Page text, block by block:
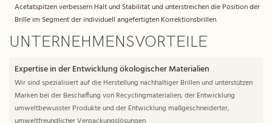
Acetatspitzen verbessern Halt und Stabilität und unterstreichen die Position der
Brille im Segment der individuell angefertigten Korrektionsbrillen.
UNTERNEHMENSVORTEILE
Expertise in der Entwicklung ökologischer Materialien
Wir sind spezialisiert auf die Herstellung nachhaltiger Brillen und unterstützen
Marken bei der Beschaffung von Recyclingmaterialien, der Entwicklung
umweltbewusster Produkte und der Entwicklung maßgeschneiderter,